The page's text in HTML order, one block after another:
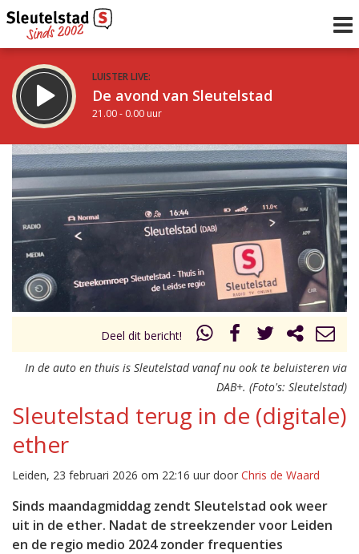
LUISTER LIVE:
De avond van Sleutelstad
21.00 - 0.00 uur
STRAKS:
De nacht van Sleutelstad
0.00 - 6.00 uur
Vorig uur
uur 1 van 0 Volgend uur
Deel dit bericht!
In de auto en thuis is Sleutelstad vanaf nu ook te beluisteren via
DAB+. (Foto's: Sleutelstad)
Sleutelstad terug in de (digitale)
ether
Leiden, 23 februari 2026 om 22:16 uur door Chris de Waard
Sinds maandagmiddag zendt Sleutelstad ook weer
uit in de ether. Nadat de streekzender voor Leiden
en de regio medio 2024 zonder frequenties